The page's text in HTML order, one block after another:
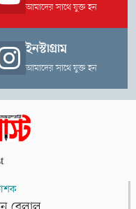
আমাদের সাথে যুক্ত হন
ইনস্টাগ্রাম
আমাদের সাথে যুক্ত হন